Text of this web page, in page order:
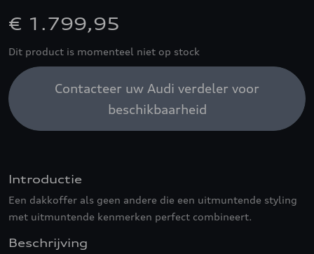
€ 1.799,95
Dit product is momenteel niet op stock
Contacteer uw Audi verdeler voor
beschikbaarheid
Introductie
Een dakkoffer als geen andere die een uitmuntende styling
met uitmuntende kenmerken perfect combineert.
Beschrijving